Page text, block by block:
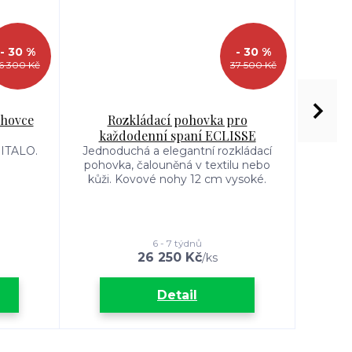
300 Kč
- 30 %
37 500 Kč
- 30 %
Rozkládací pohovka pro
každodenní spaní ECLISSE
Jednoduchá a elegantní rozkládací
pohovka, čalouněná v textilu nebo
kůži. Kovové nohy 12 cm vysoké.
26 250 Kč/ks
6 - 7 týdnů
Detail